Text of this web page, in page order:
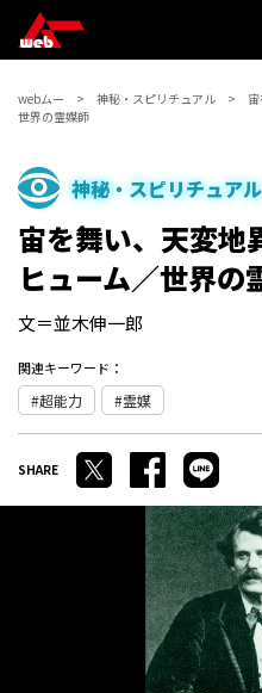
webムー 神秘・スピリチュアル
世界の霊媒師
神秘・スピリチュアル
宙を舞い、天変地
ヒューム／世界の
文＝並木伸一郎
関連キーワード：
超能力 霊媒